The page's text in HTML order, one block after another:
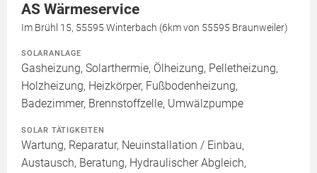
AS Wärmeservice
Im Brühl 15, 55595 Winterbach (6km von 55595 Braunweiler)
SOLARANLAGE
Gasheizung, Solarthermie, Ölheizung, Pelletheizung,
Holzheizung, Heizkörper, Fußbodenheizung,
Badezimmer, Brennstoffzelle, Umwälzpumpe
SOLAR TÄTIGKEITEN
Wartung, Reparatur, Neuinstallation / Einbau,
Austausch, Beratung, Hydraulischer Abgleich,